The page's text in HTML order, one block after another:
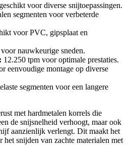
voor diverse snijtoepassingen.
segmenten voor verbeterde
voor PVC, gipsplaat en
nauwkeurige sneden.
12.250 tpm voor optimale prestaties.
eenvoudige montage op diverse
segmenten voor een langere
met hardmetalen korrels die
de snijsnelheid verhoogt, maar ook
aanzienlijk verlengt. Dit maakt het
het snijden van zachte materialen met